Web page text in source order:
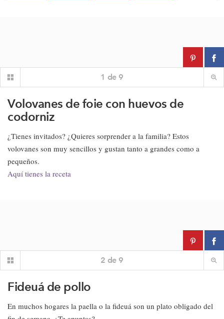
1 de 9
Volovanes de foie con huevos de
codorniz
¿Tienes invitados? ¿Quieres sorprender a la familia? Estos
volovanes son muy sencillos y gustan tanto a grandes como a
pequeños.
Aquí tienes la receta
2 de 9
Fideuá de pollo
En muchos hogares la paella o la fideuá son un plato obligado del